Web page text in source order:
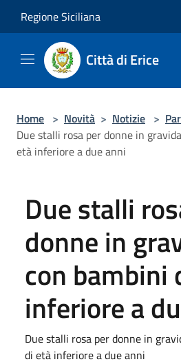
Regione Siciliana
Città di Erice
Home > Novità > Notizie >
Due stalli rosa per donne in
età inferiore a due anni
Due stalli
donne in
con bambini
inferiore a
Due stalli rosa per donne in
di età inferiore a due anni